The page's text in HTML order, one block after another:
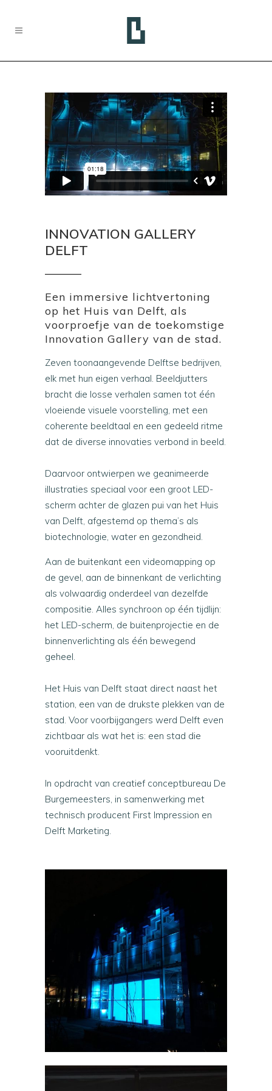
INNOVATION GALLERY
DELFT
Een immersive lichtvertoning
op het Huis van Delft, als
voorproefje van de toekomstige
Innovation Gallery van de stad.
Zeven toonaangevende Delftse bedrijven,
elk met hun eigen verhaal. Beeldjutters
bracht die losse verhalen samen tot één
vloeiende visuele voorstelling, met een
coherente beeldtaal en een gedeeld ritme
dat de diverse innovaties verbond in beeld.
Daarvoor ontwierpen we geanimeerde
illustraties speciaal voor een groot LED-
scherm achter de glazen pui van het Huis
van Delft, afgestemd op thema’s als
biotechnologie, water en gezondheid.
Aan de buitenkant een videomapping op
de gevel, aan de binnenkant de verlichting
als volwaardig onderdeel van dezelfde
compositie. Alles synchroon op één tijdlijn:
het LED-scherm, de buitenprojectie en de
binnenverlichting als één bewegend
geheel.
Het Huis van Delft staat direct naast het
station, een van de drukste plekken van de
stad. Voor voorbijgangers werd Delft even
zichtbaar als wat het is: een stad die
vooruitdenkt.
In opdracht van creatief conceptbureau De
Burgemeesters, in samenwerking met
technisch producent First Impression en
Delft Marketing.